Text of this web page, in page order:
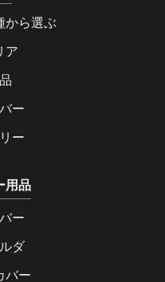
から選ぶ
ア
ー
ー
用品
ー
ダ
バー